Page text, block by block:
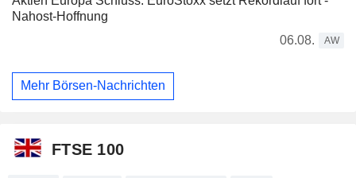
Nahost-Hoffnung
06.08.
AW
Mehr Börsen-Nachrichten
FTSE 100